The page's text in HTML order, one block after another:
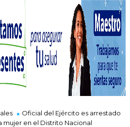
Oficial del Ejército es arrestado
mujer en el Distrito Nacional